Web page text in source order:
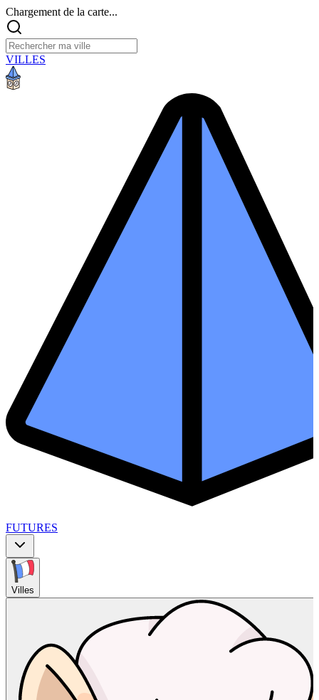
Chargement de la carte...
VILLES
FUTURES
Villes